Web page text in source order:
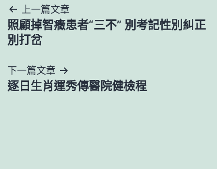
文
章
覽
上一篇文章
照顧掉智癥患者“三不” 別考記性別糾正
別打岔
下一篇文章
逐日生肖運秀傳醫院健檢程